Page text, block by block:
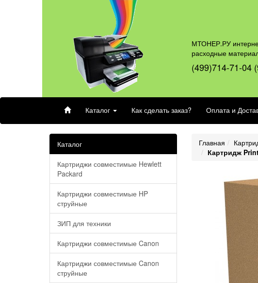
МТОНЕР.РУ
расходные
(499)714-71-04
Каталог Как сделать заказ? Оплата и
Каталог
Картриджи совместимые Hewlett
Packard
Картриджи совместимые HP
струйные
ЗИП для техники
Картриджи совместимые Canon
Картриджи совместимые Canon
струйные
Главная
Картридж